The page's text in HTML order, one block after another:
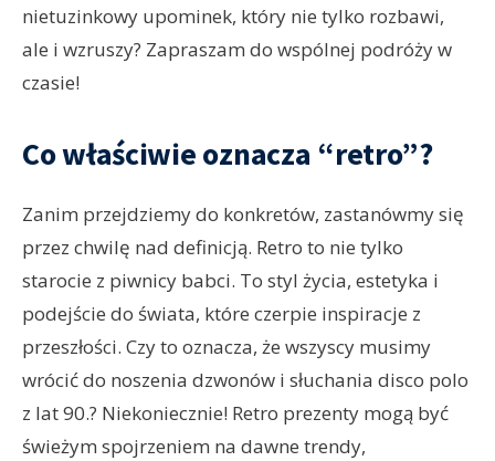
nietuzinkowy upominek, który nie tylko rozbawi,
ale i wzruszy? Zapraszam do wspólnej podróży w
czasie!
Co właściwie oznacza “retro”?
Zanim przejdziemy do konkretów, zastanówmy się
przez chwilę nad definicją. Retro to nie tylko
starocie z piwnicy babci. To styl życia, estetyka i
podejście do świata, które czerpie inspiracje z
przeszłości. Czy to oznacza, że wszyscy musimy
wrócić do noszenia dzwonów i słuchania disco polo
z lat 90.? Niekoniecznie! Retro prezenty mogą być
świeżym spojrzeniem na dawne trendy,